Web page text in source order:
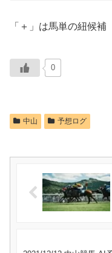
「＋」は馬単の紐候補
0
中山 予想ログ